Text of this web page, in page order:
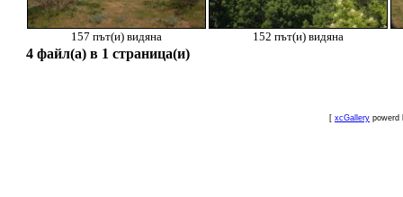
157 път(и) видяна 152 път(и) видяна
4 файл(а) в 1 страница(и)
[ xcGallery